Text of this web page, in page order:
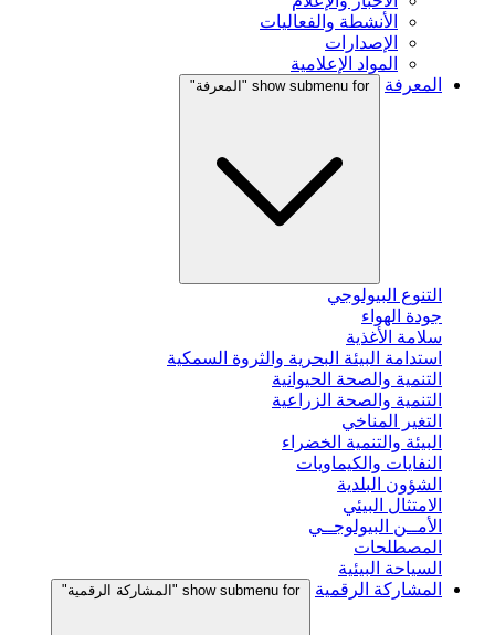
الأنشطة والفعاليات
الإصدارات
المواد الإعلامية
المعرفة
show submenu for "المعرفة"
التنوع البيولوجي
جودة الهواء
سلامة الأغذية
استدامة البيئة البحرية والثروة السمكية
التنمية والصحة الحيوانية
التنمية والصحة الزراعية
التغير المناخي
البيئة والتنمية الخضراء
النفايات والكيماويات
الشؤون البلدية
الامتثال البيئي
الأمــن البيولوجــي
المصطلحات
السياحة البيئية
المشاركة الرقمية
show submenu for "المشاركة الرقمية"